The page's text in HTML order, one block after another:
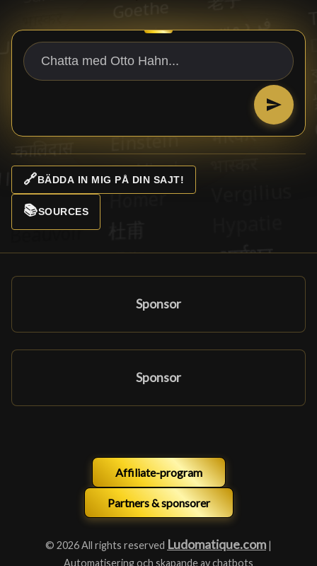
🔗BÄDDA IN MIG PÅ DIN SAJT!
📚SOURCES
Sponsor
Sponsor
Affiliate-program
Partners & sponsorer
© 2026 All rights reserved Ludomatique.com |
Automatisering och skapande av chatbots